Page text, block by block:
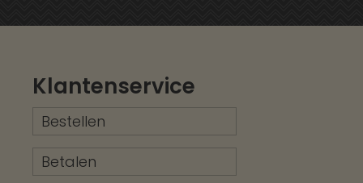
Klantenservice
Bestellen
Betalen